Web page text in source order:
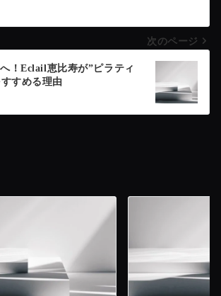
次のページ
！Eclail恵比寿が”ピラティ
すめる理由